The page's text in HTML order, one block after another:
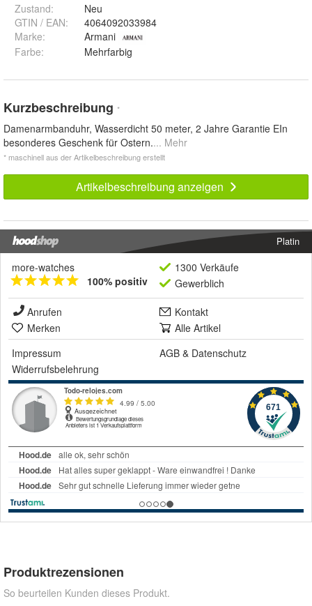
Zustand:
Neu
GTIN / EAN:
4064092033984
Marke:
Armani
Farbe: Mehrfarbig
Kurzbeschreibung *
Damenarmbanduhr, Wasserdicht 50 meter, 2 Jahre Garantie EIn
besonderes Geschenk für Ostern.... Mehr
* maschinell aus der Artikelbeschreibung erstellt
Artikelbeschreibung anzeigen
Platin
more-watches
100% positiv
1300 Verkäufe
Gewerblich
Anrufen
Kontakt
Merken
Alle Artikel
Impressum
AGB & Datenschutz
Widerrufsbelehrung
Produktrezensionen
So beurteilen Kunden dieses Produkt.